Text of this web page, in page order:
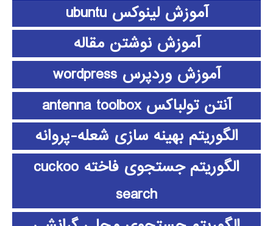
آموزش لینوکس ubuntu
آموزش نوشتن مقاله
آموزش وردپرس wordpress
آنتن تولباکس antenna toolbox
الگوریتم بهینه سازی شعله-پروانه
الگوریتم جستجوی فاخته cuckoo
search